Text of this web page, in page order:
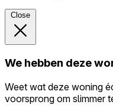
Close
We hebben deze
Weet wat deze woning
voorsprong om slimmer